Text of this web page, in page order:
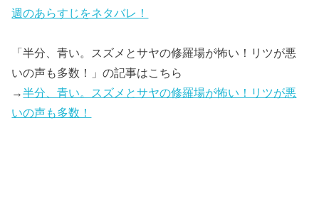
週のあらすじをネタバレ！
「半分、青い。スズメとサヤの修羅場が怖い！リツが悪
いの声も多数！」の記事はこちら
→半分、青い。スズメとサヤの修羅場が怖い！リツが悪
いの声も多数！